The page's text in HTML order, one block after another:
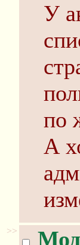
У
по
А
>>